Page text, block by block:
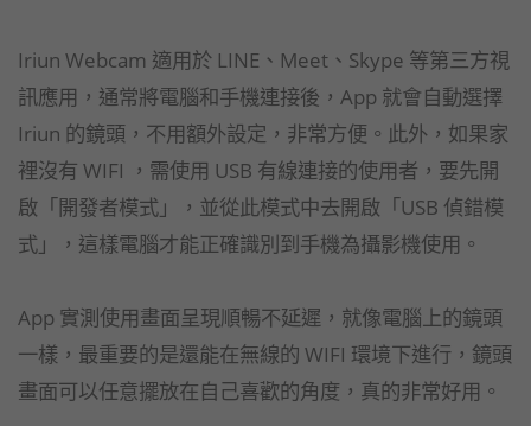
Iriun Webcam 適用於 LINE、Meet、Skype 等第三方視
訊應用，通常將電腦和手機連接後，App 就會自動選擇
Iriun 的鏡頭，不用額外設定，非常方便。此外，如果家
裡沒有 WIFI ，需使用 USB 有線連接的使用者，要先開
啟「開發者模式」，並從此模式中去開啟「USB 偵錯模
式」，這樣電腦才能正確識別到手機為攝影機使用。
App 實測使用畫面呈現順暢不延遲，就像電腦上的鏡頭
一樣，最重要的是還能在無線的 WIFI 環境下進行，鏡頭
畫面可以任意擺放在自己喜歡的角度，真的非常好用。